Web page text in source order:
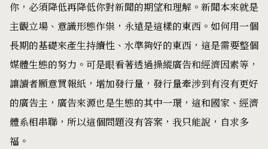
你，必須降低再降低你對新聞的期望和理解。新聞本來就是
主觀立場、意識形態作祟，永遠是這樣的東西。如何用一個
長期的基礎來產生持續性、水準夠好的東西，這是需要整個
媒體生態的努力。可是眼看著透過操縱廣告和經濟因素等，
讓讀者願意買報紙，增加發行量，發行量牽涉到有沒有更好
的廣告主，廣告來源也是生態的其中一環，這和國家、經濟
體系相串聯，所以這個問題沒有答案，我只能說，自求多
福。